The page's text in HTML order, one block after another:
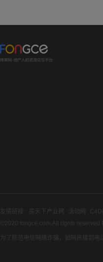
友情链接: 房天下产业网 活动网 C4D
©2020 fongce.com.All rights reserved
为了防范电信网络诈骗，如网民接到电